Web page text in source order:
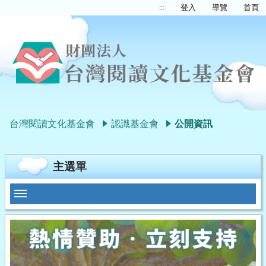
::: 登入 導覽 首頁
台灣閱讀文化基金會 認識基金會 公開資訊
主選單